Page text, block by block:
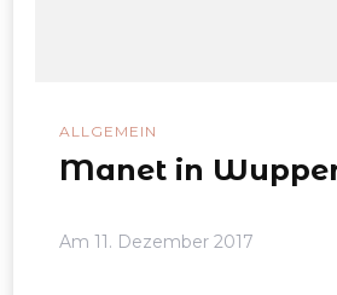
ALLGEMEIN
Manet in
Am 11. Dezember 2017